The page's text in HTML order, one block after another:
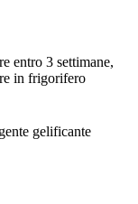
entro 3 settimane,
in frigorifero
gelificante